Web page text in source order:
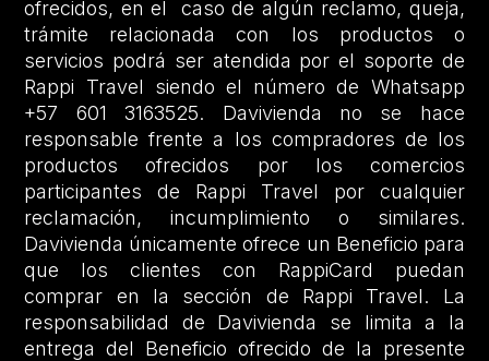
ofrecidos, en el caso de algún reclamo, queja,
trámite relacionada con los productos o
servicios podrá ser atendida por el soporte de
Rappi Travel siendo el número de Whatsapp
+57 601 3163525. Davivienda no se hace
responsable frente a los compradores de los
productos ofrecidos por los comercios
participantes de Rappi Travel por cualquier
reclamación, incumplimiento o similares.
Davivienda únicamente ofrece un Beneficio para
que los clientes con RappiCard puedan
comprar en la sección de Rappi Travel. La
responsabilidad de Davivienda se limita a la
entrega del Beneficio ofrecido de la presente